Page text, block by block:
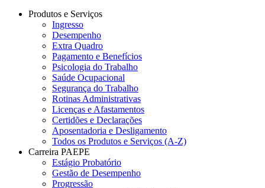
Produtos e Serviços
Ingresso
Desempenho
Extra Quadro
Pagamento e Benefícios
Psicologia do Trabalho
Saúde Ocupacional
Segurança do Trabalho
Rotinas Administrativas
Licenças e Afastamentos
Certidões e Declarações
Aposentadoria e Desligamento
Todos os Produtos e Serviços (A-Z)
Carreira PAEPE
Estágio Probatório
Gestão de Desempenho
Progressão